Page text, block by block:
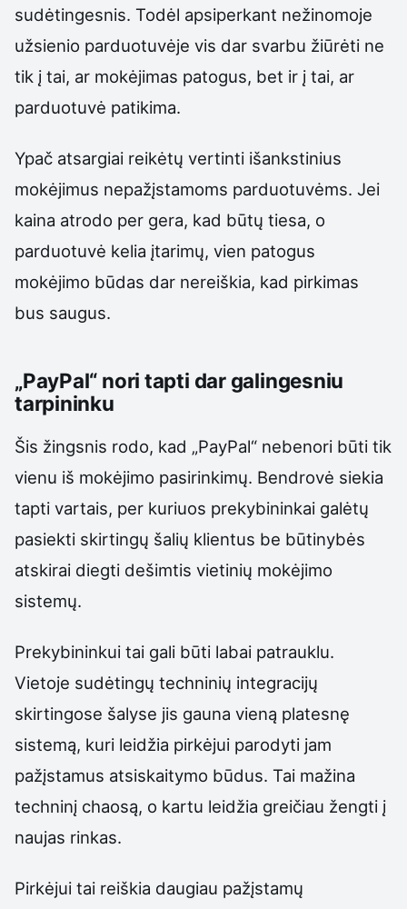
sudėtingesnis. Todėl apsiperkant nežinomoje
užsienio parduotuvėje vis dar svarbu žiūrėti ne
tik į tai, ar mokėjimas patogus, bet ir į tai, ar
parduotuvė patikima.
Ypač atsargiai reikėtų vertinti išankstinius
mokėjimus nepažįstamoms parduotuvėms. Jei
kaina atrodo per gera, kad būtų tiesa, o
parduotuvė kelia įtarimų, vien patogus
mokėjimo būdas dar nereiškia, kad pirkimas
bus saugus.
„PayPal“ nori tapti dar galingesniu
tarpininku
Šis žingsnis rodo, kad „PayPal“ nebenori būti tik
vienu iš mokėjimo pasirinkimų. Bendrovė siekia
tapti vartais, per kuriuos prekybininkai galėtų
pasiekti skirtingų šalių klientus be būtinybės
atskirai diegti dešimtis vietinių mokėjimo
sistemų.
Prekybininkui tai gali būti labai patrauklu.
Vietoje sudėtingų techninių integracijų
skirtingose šalyse jis gauna vieną platesnę
sistemą, kuri leidžia pirkėjui parodyti jam
pažįstamus atsiskaitymo būdus. Tai mažina
techninį chaosą, o kartu leidžia greičiau žengti į
naujas rinkas.
Pirkėjui tai reiškia daugiau pažįstamų